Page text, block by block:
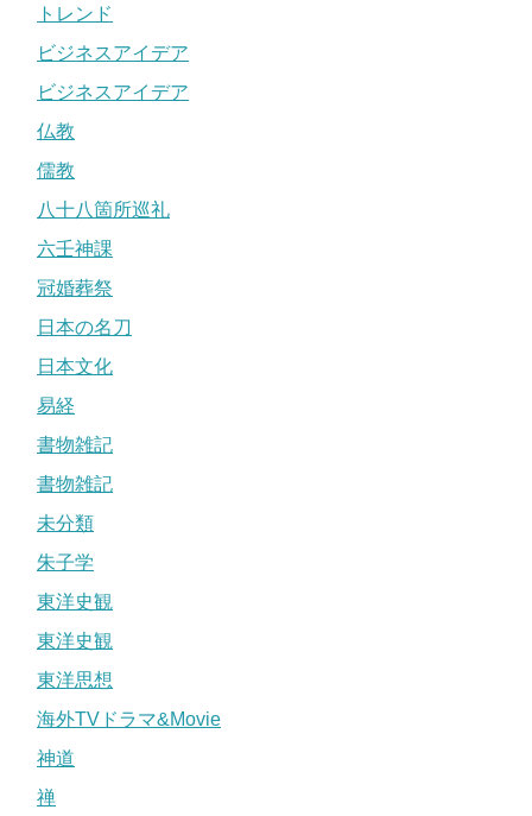
トレンド
ビジネスアイデア
ビジネスアイデア
仏教
儒教
八十八箇所巡礼
六壬神課
冠婚葬祭
日本の名刀
日本文化
易経
書物雑記
書物雑記
未分類
朱子学
東洋史観
東洋史観
東洋思想
海外TVドラマ&Movie
神道
禅